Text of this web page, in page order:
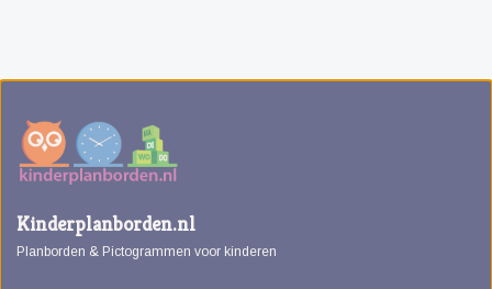
Kinderplanborden.nl
Planborden & Pictogrammen voor kinderen